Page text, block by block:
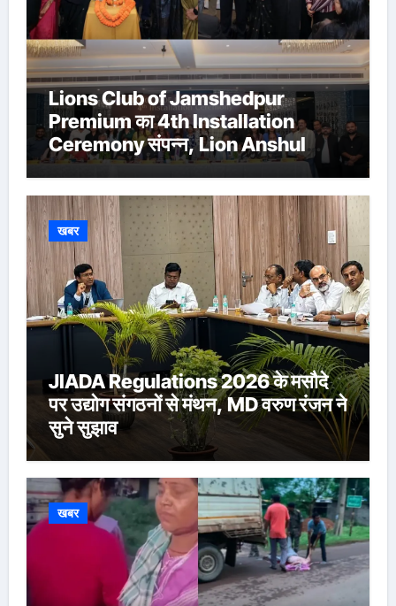
Lions Club of Jamshedpur
Premium का 4th Installation
Ceremony संपन्न, Lion Anshul
Ringasia ने संभाला अध्यक्ष पद
खबर
JIADA Regulations 2026 के मसौदे
पर उद्योग संगठनों से मंथन, MD वरुण रंजन ने
सुने सुझाव
खबर